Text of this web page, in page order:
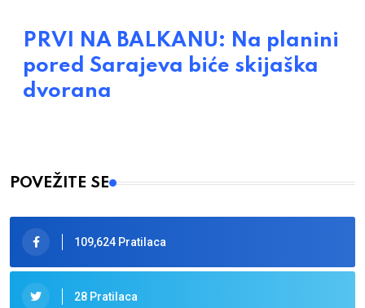
PRVI NA BALKANU: Na planini
pored Sarajeva biće skijaška
dvorana
POVEŽITE SE
109,624 Pratilaca
28 Pratilaca